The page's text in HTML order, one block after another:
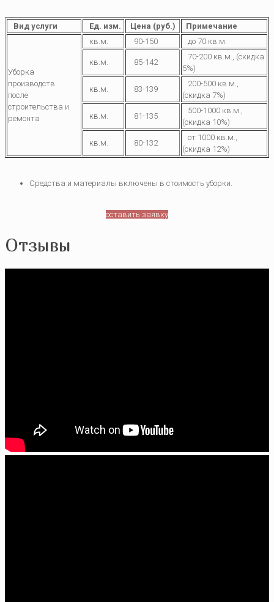
Вид услуги Ед. изм. Цена (руб.) Примечание
Уборка
производств
после
строительства и
ремонта
кв.м. 90-150 до 70 кв.м.
кв.м. 85-142
70-200 кв.м., (скидка
5%)
кв.м. 83-139
200-500 кв.м.,
(скидка 7%)
кв.м. 81-135
500-1000 кв.м.,
(скидка 10%)
кв.м. 80-132
от 1000 кв.м.,
(скидка 12%)
Средства и материалы включены в стоимость уборки.
оставить заявку
Отзывы